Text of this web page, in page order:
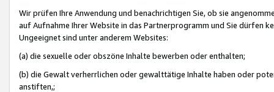
Wir prüfen Ihre Anwendung und benachrichtigen Sie, ob sie
auf Aufnahme Ihrer Website in das Partnerprogramm und Sie dürfen
Ungeeignet sind unter anderem Websites:
(a) die sexuelle oder obszöne Inhalte bewerben oder enthalten;
(b) die Gewalt verherrlichen oder gewalttätige Inhalte haben oder
anstiften,;